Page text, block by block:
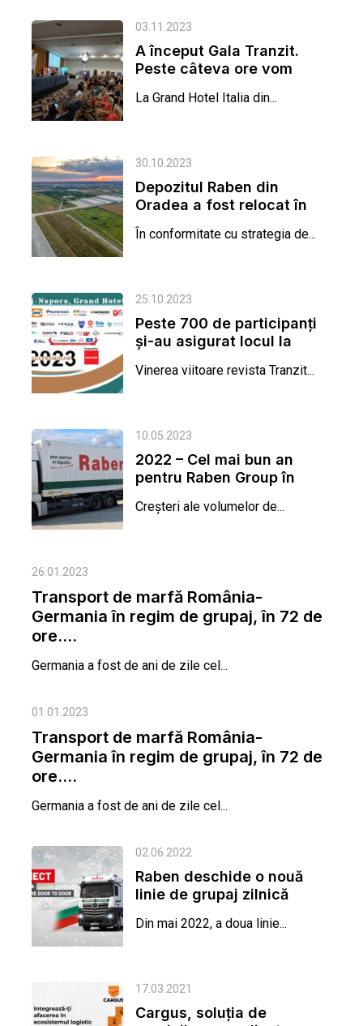
03.11.2023
A început Gala Tranzit.
Peste câteva ore vom
pentru...
La Grand Hotel Italia din...
30.10.2023
Depozitul Raben din
Oradea a fost relocat în
CTPark Oradea Cargo
Terminal
În conformitate cu strategia de...
25.10.2023
Peste 700 de participanți
și-au asigurat locul la
Vinerea viitoare revista Tranzit...
10.05.2023
2022 – Cel mai bun an
pentru Raben Group în
Creșteri ale volumelor de...
26.01.2023
Transport de marfă România-
Germania în regim de grupaj, în 72 de
ore....
Germania a fost de ani de zile cel...
01.01.2023
Transport de marfă România-
Germania în regim de grupaj, în 72 de
ore....
Germania a fost de ani de zile cel...
02.06.2022
Raben deschide o nouă
linie de grupaj zilnică
Din mai 2022, a doua linie...
17.03.2021
Cargus, soluția de